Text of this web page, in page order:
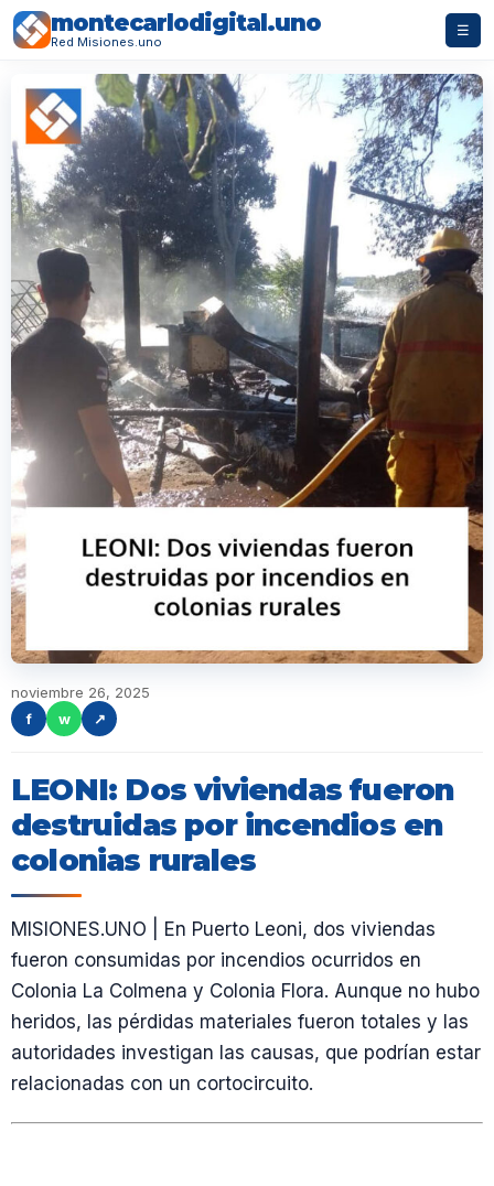
montecarlodigital.uno
Red Misiones.uno
☰
noviembre 26, 2025
f
w ↗
LEONI: Dos viviendas fueron
destruidas por incendios en
colonias rurales
MISIONES.UNO | En Puerto Leoni, dos viviendas
fueron consumidas por incendios ocurridos en
Colonia La Colmena y Colonia Flora. Aunque no hubo
heridos, las pérdidas materiales fueron totales y las
autoridades investigan las causas, que podrían estar
relacionadas con un cortocircuito.